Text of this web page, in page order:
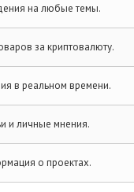
на любые темы.
за криптовалюту.
в реальном времени.
и личные мнения.
о проектах.